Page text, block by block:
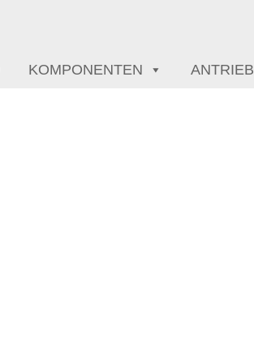
KOMPONENTEN ANTRIEB